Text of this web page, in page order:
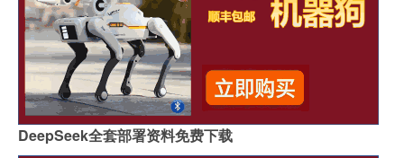
DeepSeek全套部署资料免费下载